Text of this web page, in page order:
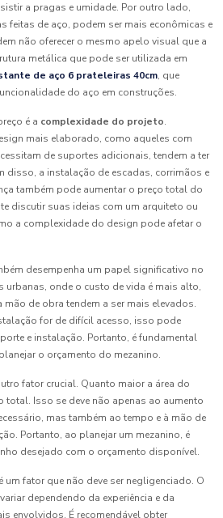
a pragas e umidade. Por outro lado,
feitas de aço, podem ser mais econômicas e
não oferecer o mesmo apelo visual que a
metálica que pode ser utilizada em
de aço 6 prateleiras 40cm, que
do aço em construções.
é a complexidade do projeto.
mais elaborado, como aqueles com
de suportes adicionais, tendem a ter
disso, a instalação de escadas, corrimãos e
também pode aumentar o preço total do
discutir suas ideias com um arquiteto ou
a complexidade do design pode afetar o
desempenha um papel significativo no
urbanas, onde o custo de vida é mais alto,
de obra tendem a ser mais elevados.
for de difícil acesso, isso pode
e instalação. Portanto, é fundamental
o orçamento do mezanino.
fator crucial. Quanto maior a área do
total. Isso se deve não apenas ao aumento
mas também ao tempo e à mão de
Portanto, ao planejar um mezanino, é
desejado com o orçamento disponível.
é um fator que não deve ser negligenciado. O
dependendo da experiência e da
envolvidos. É recomendável obter